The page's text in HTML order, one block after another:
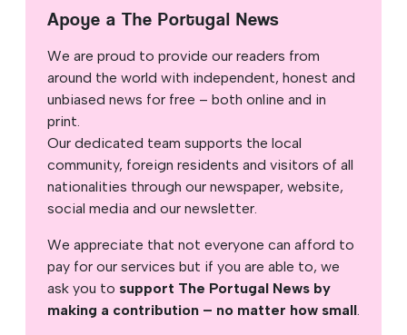
Apoye a The Portugal News
We are proud to provide our readers from
around the world with independent, honest and
unbiased news for free – both online and in
print.
Our dedicated team supports the local
community, foreign residents and visitors of all
nationalities through our newspaper, website,
social media and our newsletter.
We appreciate that not everyone can afford to
pay for our services but if you are able to, we
ask you to support The Portugal News by
making a contribution – no matter how small.